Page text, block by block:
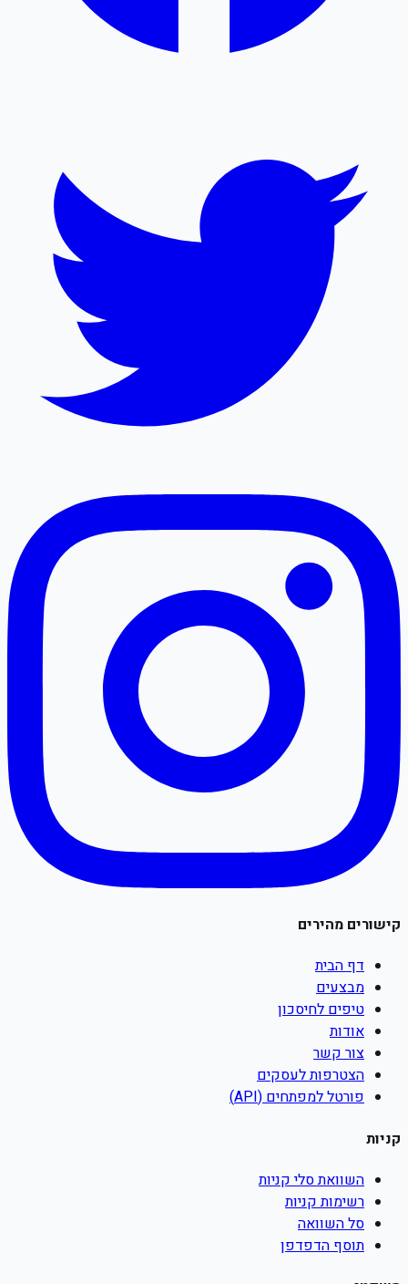
קישורים מהירים
דף הבית
מבצעים
טיפים לחיסכון
אודות
צור קשר
הצטרפות לעסקים
פורטל למפתחים (API)
קניות
השוואת סלי קניות
רשימות קניות
סל השוואה
תוסף הדפדפן